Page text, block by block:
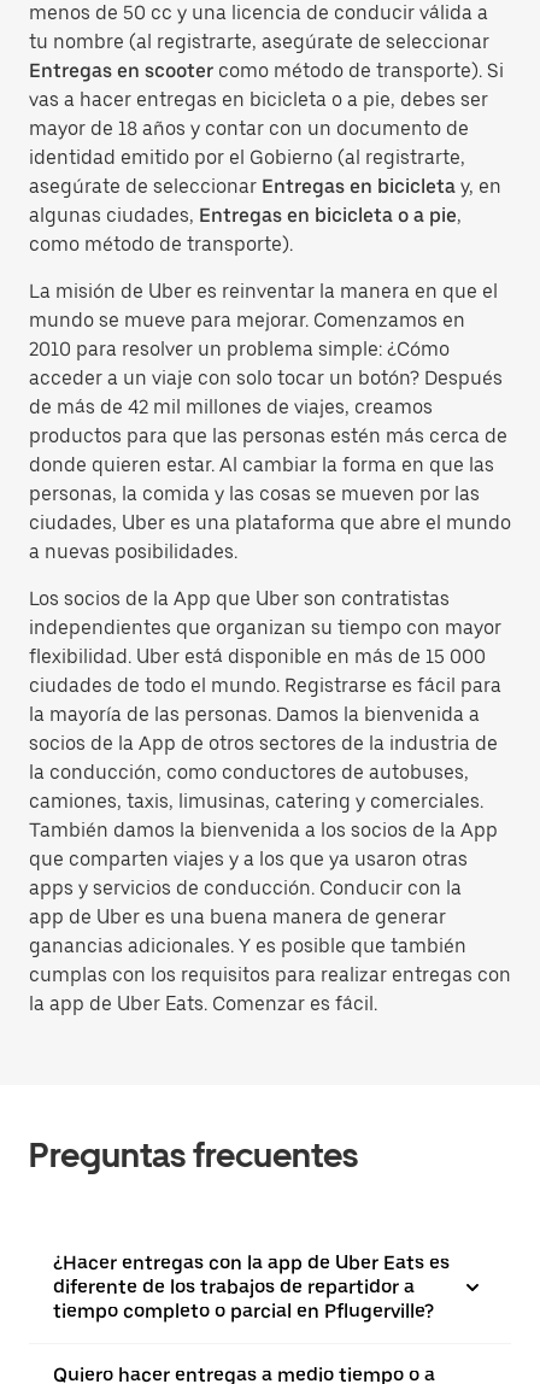
menos de 50 cc y una licencia de conducir válida a
tu nombre (al registrarte, asegúrate de seleccionar
Entregas en scooter como método de transporte). Si
vas a hacer entregas en bicicleta o a pie, debes ser
mayor de 18 años y contar con un documento de
identidad emitido por el Gobierno (al registrarte,
asegúrate de seleccionar Entregas en bicicleta y, en
algunas ciudades, Entregas en bicicleta o a pie,
como método de transporte).
La misión de Uber es reinventar la manera en que el
mundo se mueve para mejorar. Comenzamos en
2010 para resolver un problema simple: ¿Cómo
acceder a un viaje con solo tocar un botón? Después
de más de 42 mil millones de viajes, creamos
productos para que las personas estén más cerca de
donde quieren estar. Al cambiar la forma en que las
personas, la comida y las cosas se mueven por las
ciudades, Uber es una plataforma que abre el mundo
a nuevas posibilidades.
Los socios de la App que Uber son contratistas
independientes que organizan su tiempo con mayor
flexibilidad. Uber está disponible en más de 15 000
ciudades de todo el mundo. Registrarse es fácil para
la mayoría de las personas. Damos la bienvenida a
socios de la App de otros sectores de la industria de
la conducción, como conductores de autobuses,
camiones, taxis, limusinas, catering y comerciales.
También damos la bienvenida a los socios de la App
que comparten viajes y a los que ya usaron otras
apps y servicios de conducción. Conducir con la
app de Uber es una buena manera de generar
ganancias adicionales. Y es posible que también
cumplas con los requisitos para realizar entregas con
la app de Uber Eats. Comenzar es fácil.
Preguntas frecuentes
¿Hacer entregas con la app de Uber Eats es
diferente de los trabajos de repartidor a
tiempo completo o parcial en Pflugerville?
Quiero hacer entregas a medio tiempo o a